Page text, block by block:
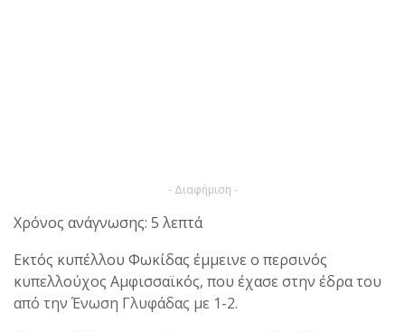
- Διαφήμιση -
Χρόνος ανάγνωσης: 5 λεπτά
Εκτός κυπέλλου Φωκίδας έμμεινε ο περσινός
κυπελλούχος Αμφισσαϊκός, που έχασε στην έδρα του
από την Ένωση Γλυφάδας με 1-2.